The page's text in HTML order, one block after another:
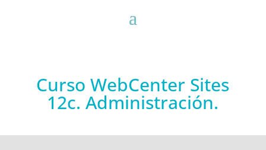
Curso WebCenter Sites
12c. Administración.